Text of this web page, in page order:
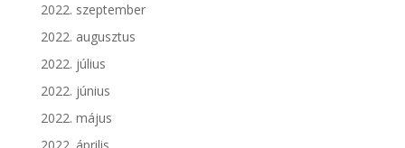
2022. szeptember
2022. augusztus
2022. július
2022. június
2022. május